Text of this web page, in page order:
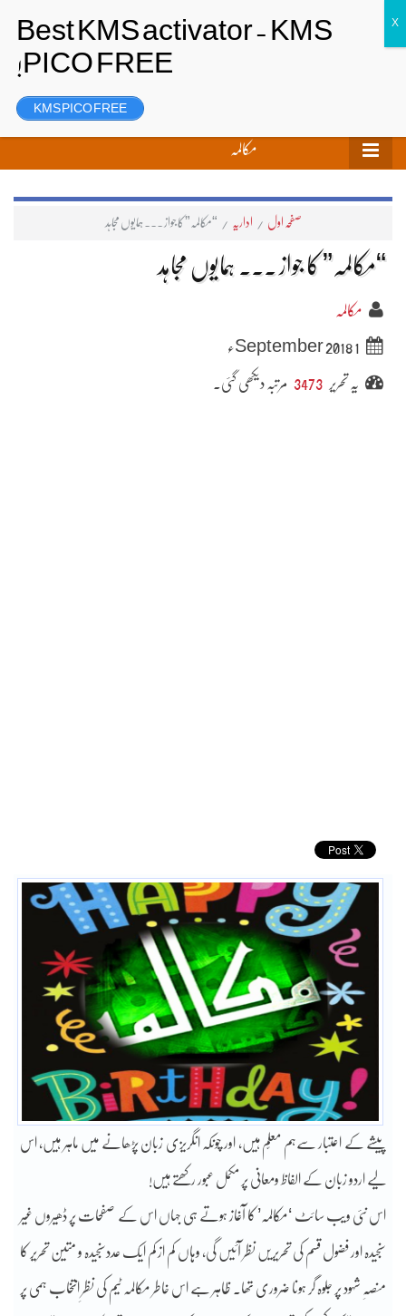
رجسٹر
مکالمہ
صفحہ اول / اداریہ / “مکالمہ” کا جواز ۔۔۔ ہمایوں مجاہد
“مکالمہ” کا جواز ۔۔۔ ہمایوں مجاہد
مکالمہ
1 September 2018ء
یہ تحریر 3473 مرتبہ دیکھی گئی۔
پیشے کے اعتبار سےہم معلّم ہیں، اور چونکہ انگریزی زبان پڑھانے میں ماہر ہیں، اس
لیے اردو زبان کے الفاظ ومعانی پر مکمل عبور رکھتے ہیں!
اس نئی ویب سائٹ ‘مکالمہ’ کا آغاز ہوتے ہی جہاں اس کے صفحات پر ڈھیروں غیر
سنجیدہ اور فضول قسم کی تحریریں نظر آئیں گی، وہاں کم از کم ایک عددسنجیدہ و متین تحریر کا
منصّہِ شہود پر جلوہ گر ہونا ضروری تھا۔ ظاہر ہے اس خاطر مکالمہ ٹیم کی نظرِ انتخاب ہمی پر
KMS PICO FREE